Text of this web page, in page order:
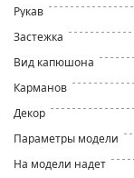
Рукав
Застежка
Вид капюшона
Карманов
Декор
Параметры модели
На модели надет